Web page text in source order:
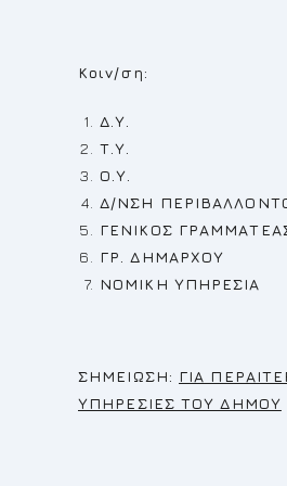
Κοιν/ση:
Δ.Υ.
Τ.Υ.
Ο.Υ.
Δ/ΝΣΗ
ΓΕΝΙΚΟΣ
ΓΡ. ΔΗΜΑΡΧΟΥ
ΝΟΜΙΚΗ ΥΠΗΡΕΣΙΑ
ΣΗΜΕΙΩΣΗ: ΓΙΑ
ΥΠΗΡΕΣΙΕΣ ΤΟΥ ΔΗΜΟΥ